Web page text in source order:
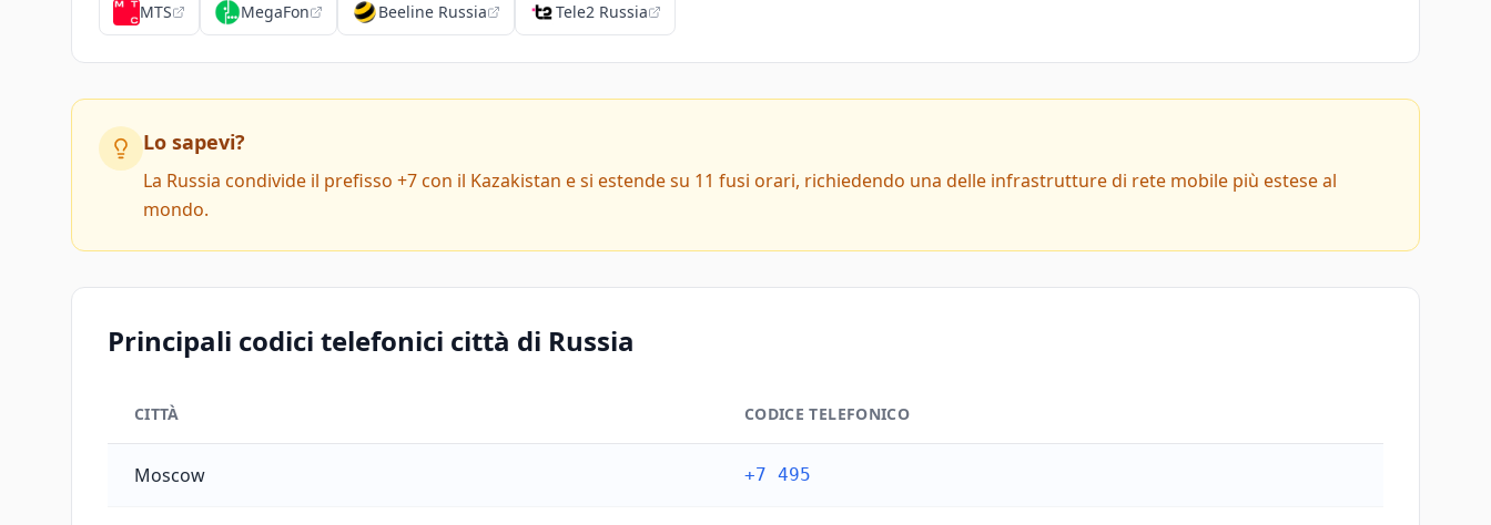
MTS MegaFon Beeline Russia Tele2 Russia
Lo sapevi?
La Russia condivide il prefisso +7 con il Kazakistan e si estende su 11 fusi orari, richiedendo una delle infrastrutture di rete mobile più estese al
mondo.
Principali codici telefonici città di Russia
CITTÀ CODICE TELEFONICO
Moscow +7 495